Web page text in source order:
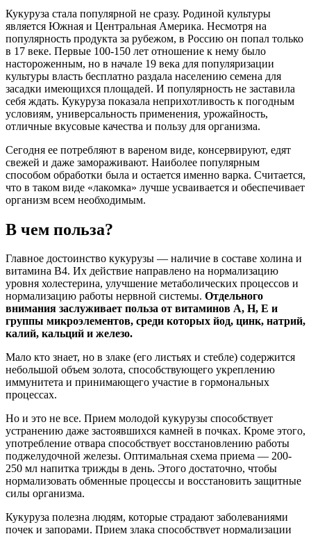
Кукуруза стала популярной не сразу. Родиной культуры
является Южная и Центральная Америка. Несмотря на
популярность продукта за рубежом, в Россию он попал только
в 17 веке. Первые 100-150 лет отношение к нему было
настороженным, но в начале 19 века для популяризации
культуры власть бесплатно раздала населению семена для
засадки имеющихся площадей. И популярность не заставила
себя ждать. Кукуруза показала неприхотливость к погодным
условиям, универсальность применения, урожайность,
отличные вкусовые качества и пользу для организма.
Сегодня ее потребляют в вареном виде, консервируют, едят
свежей и даже замораживают. Наиболее популярным
способом обработки была и остается именно варка. Считается,
что в таком виде «лакомка» лучше усваивается и обеспечивает
организм всем необходимым.
В чем польза?
Главное достоинство кукурузы — наличие в составе холина и
витамина B4. Их действие направлено на нормализацию
уровня холестерина, улучшение метаболических процессов и
нормализацию работы нервной системы. Отдельного
внимания заслуживает польза от витаминов A, H, E и
группы микроэлементов, среди которых йод, цинк, натрий,
калий, кальций и железо.
Мало кто знает, но в злаке (его листьях и стебле) содержится
небольшой объем золота, способствующего укреплению
иммунитета и принимающего участие в гормональных
процессах.
Но и это не все. Прием молодой кукурузы способствует
устранению даже застоявшихся камней в почках. Кроме этого,
употребление отвара способствует восстановлению работы
поджелудочной железы. Оптимальная схема приема — 200-
250 мл напитка трижды в день. Этого достаточно, чтобы
нормализовать обменные процессы и восстановить защитные
силы организма.
Кукуруза полезна людям, которые страдают заболеваниями
почек и запорами. Прием злака способствует нормализации